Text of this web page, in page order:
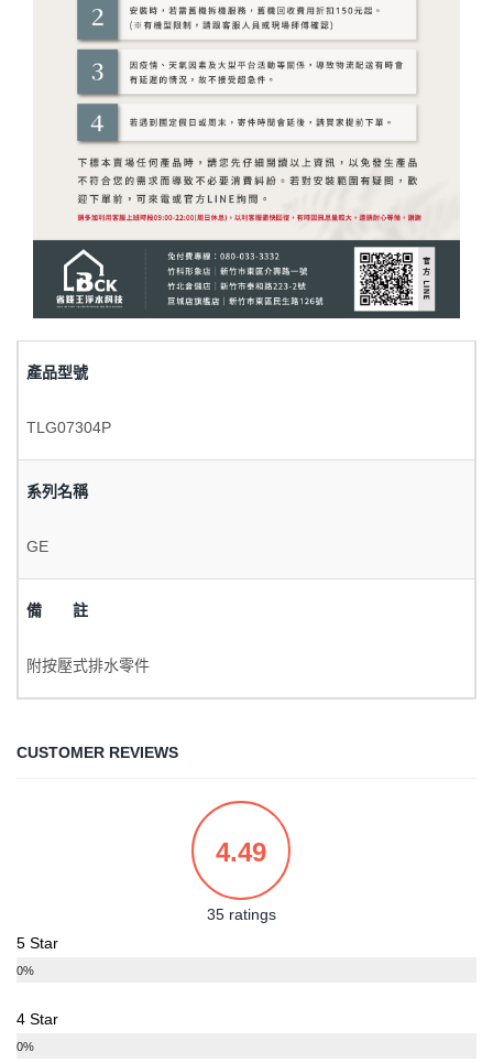
產品型號
TLG07304P
系列名稱
GE
備 註
附按壓式排水零件
CUSTOMER REVIEWS
4.49
35 ratings
5 Star
0%
4 Star
0%